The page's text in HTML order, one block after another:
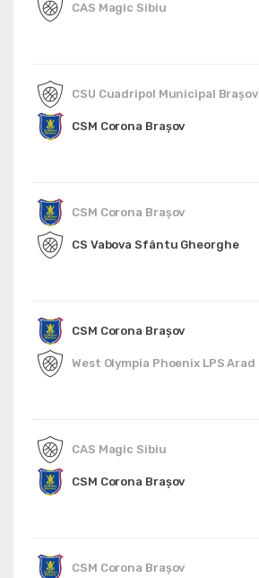
CAS Magic Sibiu
CSU Cuadripol Municipal Brașov
CSM Corona Braşov
CSM Corona Braşov
CS Vabova Sfântu Gheorghe
CSM Corona Braşov
West Olympia Phoenix LPS Arad
CAS Magic Sibiu
CSM Corona Braşov
CSM Corona Braşov